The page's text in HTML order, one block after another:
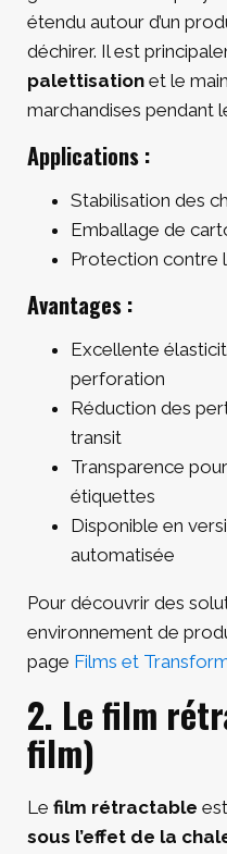
étendu autour d’un
déchirer. Il est
palettisation et le
marchandises pendant
Applications :
Stabilisation des
Emballage de
Protection contre
Avantages :
Excellente
perforation
Réduction des
transit
Transparence
étiquettes
Disponible en
automatisée
Pour découvrir des
environnement de
page Films et
2. Le film
film)
Le film rétractable
sous l’effet de la